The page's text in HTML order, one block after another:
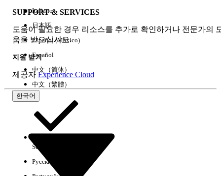
SUPPORT & SERVICES
도움이 필요한 경우 리소스를 추가로 확인하거나 전문가의
움을 받으십시오.
지원 받기
제공자 Experience Cloud
한국어
Italiano
日本語
Español (México)
Español
中文（简体）
中文（繁體）
Select Org
Русский